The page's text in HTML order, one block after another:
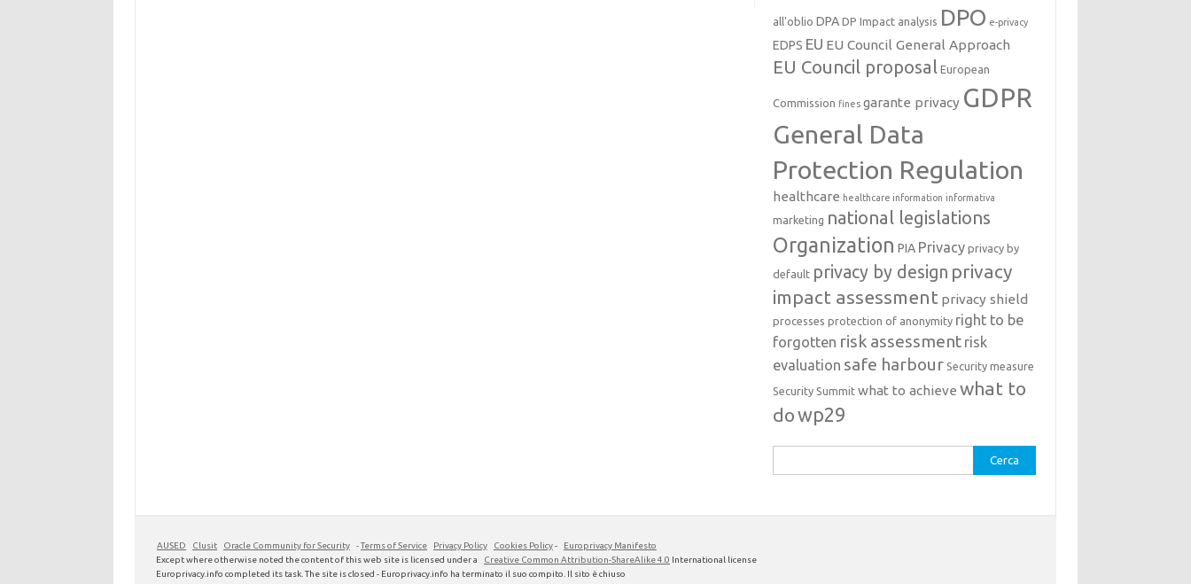
all'oblio DPA DP Impact analysis DPO e-privacy
EDPS EU EU Council General Approach
EU Council proposal European
Commission fines garante privacy GDPR
General Data
Protection Regulation
healthcare healthcare information informativa
marketing national legislations
Organization PIA Privacy privacy by
default privacy by design privacy
impact assessment privacy shield
processes protection of anonymity right to be
forgotten risk assessment risk
evaluation safe harbour Security measure
Security Summit what to achieve what to
dowp29
per:
AUSED Clusit Oracle Community for Security -Terms of Service Privacy Policy Cookies Policy-
Europrivacy Manifesto
Except where otherwise noted the content of this web site is licensed under a
Creative Common Attribution-ShareAlike 4.0 International license
Europrivacy.info completed its task. The site is closed - Europrivacy.info ha terminato il suo compito. Il sito è chiuso